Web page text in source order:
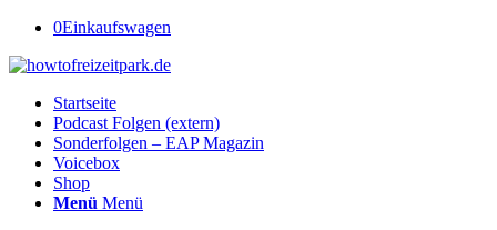
0Einkaufswagen
Startseite
Podcast Folgen (extern)
Sonderfolgen – EAP Magazin
Voicebox
Shop
Menü Menü